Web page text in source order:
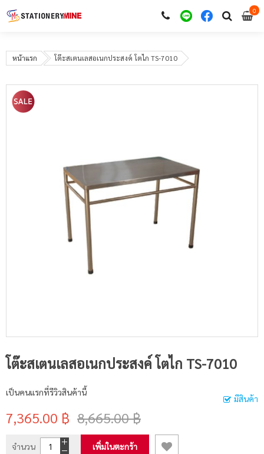
00
หน้าแรก โต๊ะสเตนเลสอเนกประสงค์ โตไก TS-7010
โต๊ะสเตนเลสอเนกประสงค์ โตไก TS-7010
มีสินค้า
เป็นคนแรกที่รีวิวสินค้านี้
7,365.00 ฿ 8,665.00 ฿
จำนวน เพิ่มในตะกร้า